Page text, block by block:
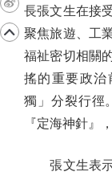
長張文生在接
聚焦旅遊、工
福祉密切相關
搖的重要政治
獨」分裂行徑
『定海神針』
張文生表示